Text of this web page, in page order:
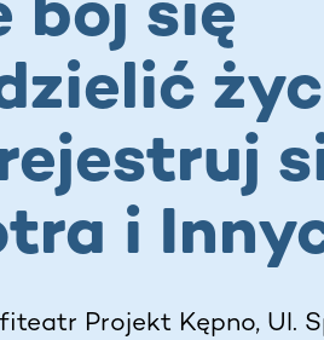
i
Projekt Kępno, Ul.